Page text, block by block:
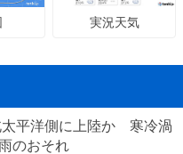
実況天気
太平洋側に上陸か 寒冷渦
のおそれ